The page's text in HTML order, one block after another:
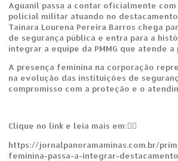
Aguanil passa a contar oficialmente
policial militar atuando no
Tainara Lourena Pereira Barros chega
de segurança pública e entra para a
integrar a equipe da PMMG que atende a
A presença feminina na corporação
na evolução das instituições de
compromisso com a proteção e o
Clique no link e leia mais em:👇🏼
https://jornalpanoramaminas.com.br/
feminina-passa-a-integrar-